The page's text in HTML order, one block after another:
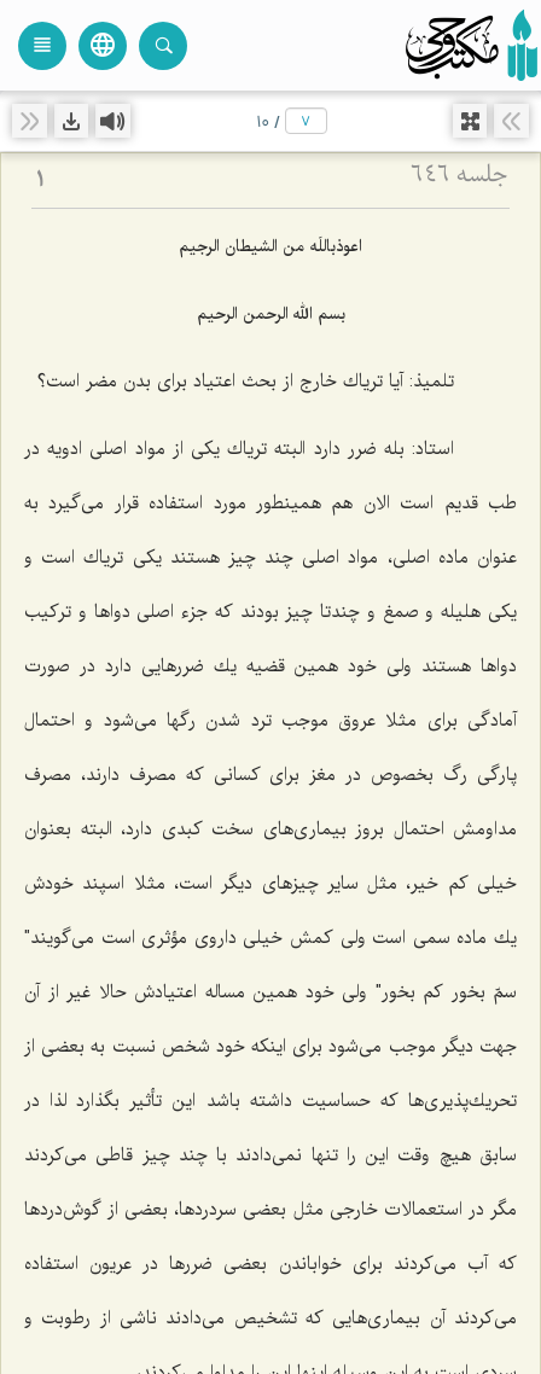
language
view_headline
/
10
جلسه ۶۴۶ 1
اعوذباللَه من الشیطان الرجیم
بسم الله الرحمن الرحیم
تلمیذ: آیا تریاك خارج از بحث اعتیاد برای بدن مضر است؟
استاد: بله ضرر دارد البته تریاك یكی از مواد اصلی ادویه در
طب قدیم است الان هم همینطور مورد استفاده قرار می‌گیرد به
عنوان ماده اصلی، مواد اصلی چند چیز هستند یكی تریاك است و
یكی هلیله و صمغ و چندتا چیز بودند كه جزء اصلی دواها و تركیب
دواها هستند ولی خود همین قضیه یك ضررهایی دارد در صورت
آمادگی برای مثلا عروق موجب ترد شدن رگها می‌شود و احتمال
پارگی رگ بخصوص در مغز برای كسانی كه مصرف دارند، مصرف
مداومش احتمال بروز بیماری‌های سخت كبدی دارد، البته بعنوان
خیلی كم خیر، مثل سایر چیزهای دیگر است، مثلا اسپند خودش
یك ماده سمی است ولی كمش خیلی داروی مؤثری است می‌گویند"
سمّ بخور كم بخور" ولی خود همین مساله اعتیادش حالا غیر از آن
جهت دیگر موجب می‌شود برای اینكه خود شخص نسبت به بعضی از
تحریك‌پذیری‌ها كه حساسیت داشته باشد این تأثیر بگذارد لذا در
سابق هیچ وقت این را تنها نمی‌دادند با چند چیز قاطی می‌كردند
مگر در استعمالات خارجی مثل بعضی سردردها، بعضی از گوش‌دردها
كه آب می‌كردند برای خواباندن بعضی ضررها در عریون استفاده
می‌كردند آن بیماری‌هایی كه تشخیص می‌دادند ناشی از رطوبت و